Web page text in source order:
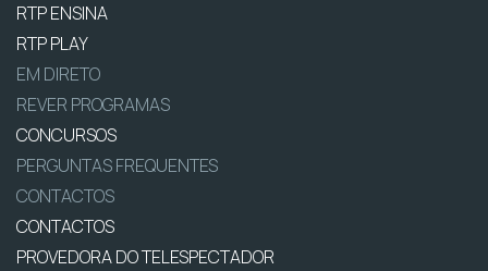
RTP ENSINA
RTP PLAY
EM DIRETO
REVER PROGRAMAS
CONCURSOS
PERGUNTAS FREQUENTES
CONTACTOS
CONTACTOS
PROVEDORA DO TELESPECTADOR